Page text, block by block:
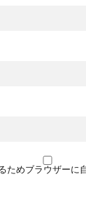
ためブラウザーに